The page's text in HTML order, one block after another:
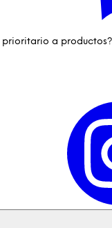
prioritario a productos?